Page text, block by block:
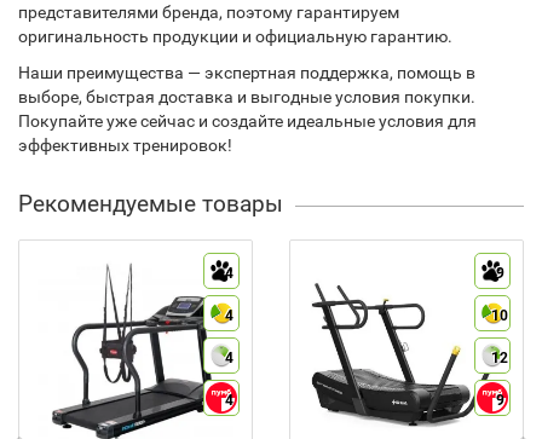
представителями бренда, поэтому гарантируем
оригинальность продукции и официальную гарантию.
Наши преимущества — экспертная поддержка, помощь в
выборе, быстрая доставка и выгодные условия покупки.
Покупайте уже сейчас и создайте идеальные условия для
эффективных тренировок!
Рекомендуемые товары
4
4
4
4
9
10
12
9